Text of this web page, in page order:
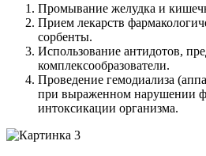
Промывание желудка и
Прием лекарств
сорбенты.
Использование антидотов,
комплексообразователи.
Проведение гемодиализа
при выраженном нарушении
интоксикации организма.